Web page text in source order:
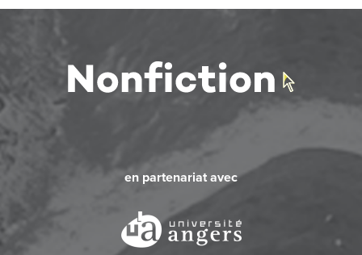
en partenariat avec